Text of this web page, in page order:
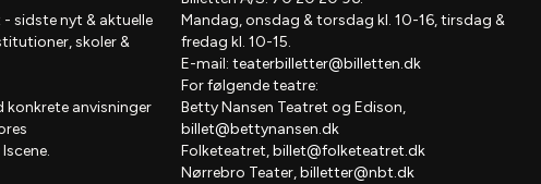
- sidste nyt & aktuelle
skoler &
konkrete anvisninger
Mandag, onsdag & torsdag kl. 10-16, tirsdag &
fredag kl. 10-15.
E-mail: teaterbilletter@billetten.dk
For følgende teatre:
Betty Nansen Teatret og Edison,
billet@bettynansen.dk
Folketeatret,billet@folketeatret.dk
Nørrebro Teater,billetter@nbt.dk